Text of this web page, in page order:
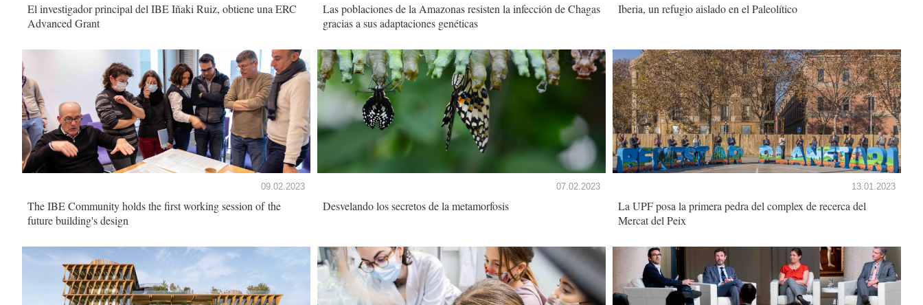
El investigador principal del IBE Iñaki Ruiz, obtiene una ERC
Advanced Grant
Las poblaciones de la Amazonas resisten la infección de Chagas
gracias a sus adaptaciones genéticas
Iberia, un refugio aislado en el Paleolítico
09.02.2023
The IBE Community holds the first working session of the
future building's design
07.02.2023
Desvelando los secretos de la metamorfosis
13.01.2023
La UPF posa la primera pedra del complex de recerca del
Mercat del Peix